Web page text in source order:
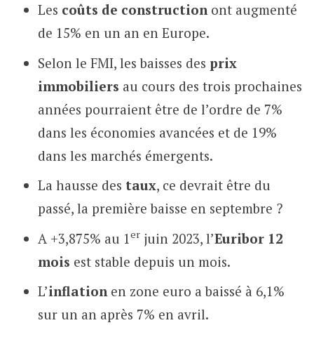
Les coûts de constructionont augmenté
de 15% en un an en Europe.
Selon le FMI, les baisses des prix
immobiliers au cours des trois prochaines
années pourraient être de l’ordre de 7%
dans les économies avancées et de 19%
dans les marchés émergents.
La hausse des taux, ce devrait être du
passé, la première baisse en septembre ?
A +3,875% au 1 erjuin 2023, l’Euribor 12
mois est stable depuis un mois.
L’inflationen zone euro a baissé à 6,1%
sur un an après 7% en avril.